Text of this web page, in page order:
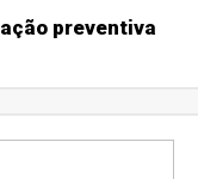
preventiva